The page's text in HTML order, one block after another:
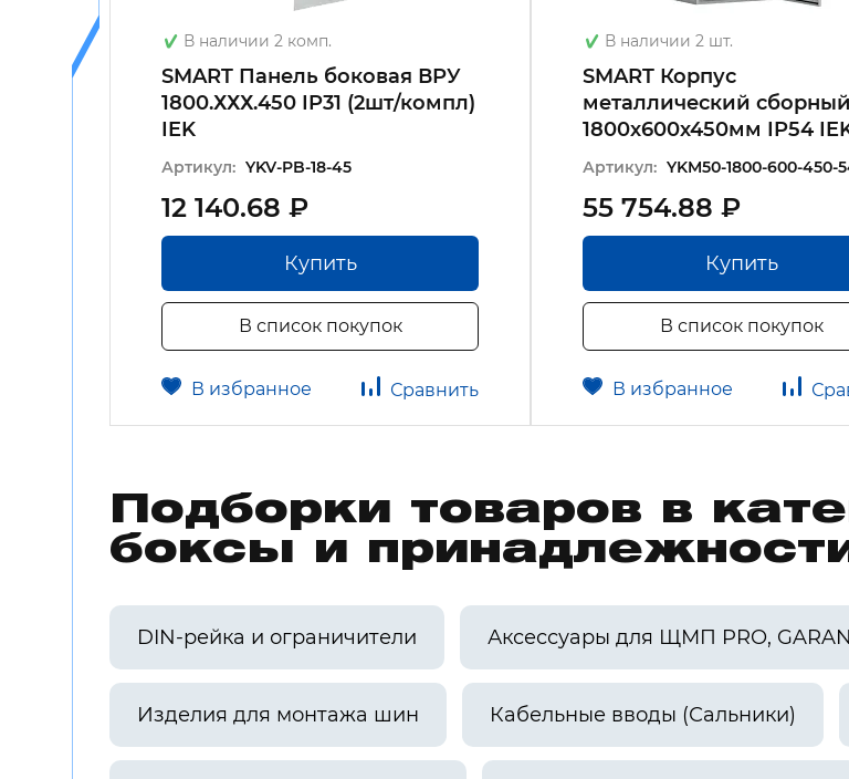
В наличии 2 комп.
SMART Панель боковая ВРУ
1800.ХХХ.450 IP31 (2шт/компл)
IEK
Артикул: YKV-PB-18-45
12 140.68 ₽
Купить
В список покупок
В избранное Сравнить
В наличии 2 шт.
SMART Корпус
металлический
1800х600х450мм IP54
Артикул: YKM50-1800-600-450-
55 754.88 ₽
Купить
В список покупок
В избранное
Подборки товаров в
боксы и
DIN-рейка и ограничители Аксессуары для ЩМП PRO,
Изделия для монтажа шин Кабельные вводы (Сальники)